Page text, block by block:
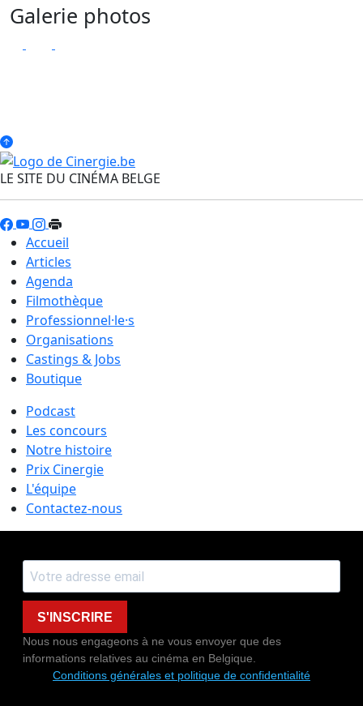
Galerie photos
LE SITE DU CINÉMA BELGE
Accueil
Articles
Agenda
Filmothèque
Professionnel·le·s
Organisations
Castings & Jobs
Boutique
Podcast
Les concours
Notre histoire
Prix Cinergie
L'équipe
Contactez-nous
S'INSCRIRE
Nous nous engageons à ne vous envoyer que des
informations relatives au cinéma en Belgique.
Conditions générales et politique de confidentialité